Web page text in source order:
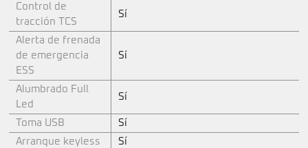
Control de
tracción TCS
Sí
Alerta de frenada
de emergencia
ESS
Sí
Alumbrado Full
Led
Sí
Toma USB
Sí
Arranque keyless
Sí